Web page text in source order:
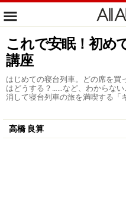
これで安眠！初め
講座
はじめての寝台列車。どの席を買
はどうする？……など、わからな
消して寝台列車の旅を満喫する「
高橋 良算